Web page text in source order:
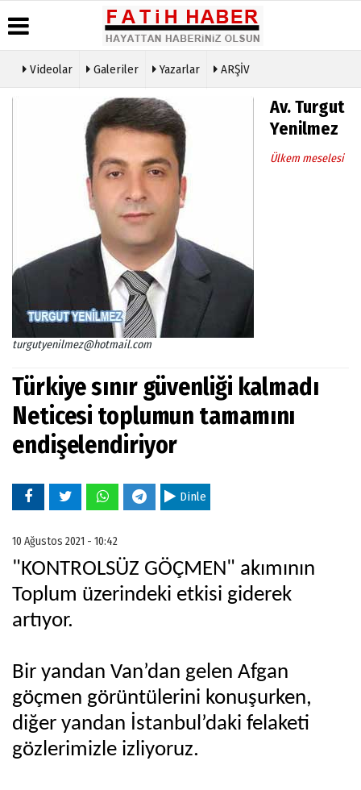
Haberleri
Biyografiler
Künye
İletişim
Politikası
Videolar Galeriler Yazarlar ARŞİV
Av. Turgut
Yenilmez
Ülkem meselesi
turgutyenilmez@hotmail.com
Türkiye sınır güvenliği kalmadı
Neticesi toplumun tamamını
endişelendiriyor
Dinle
10 Ağustos 2021 - 10:42
"KONTROLSÜZ GÖÇMEN" akımının
Toplum üzerindeki etkisi giderek
artıyor.
Bir yandan Van’dan gelen Afgan
göçmen görüntülerini konuşurken,
diğer yandan İstanbul’daki felaketi
gözlerimizle izliyoruz.